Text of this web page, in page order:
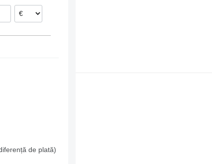
de plată)